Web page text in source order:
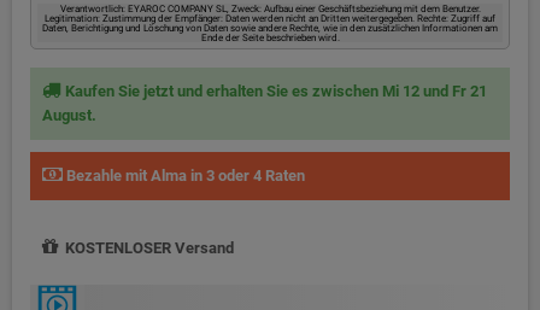
Verantwortlich: EYAROC COMPANY SL, Zweck: Aufbau einer Geschäftsbeziehung mit dem Benutzer.
Legitimation: Zustimmung der Empfänger: Daten werden nicht an Dritten weitergegeben. Rechte: Zugriff auf
Daten, Berichtigung und Löschung von Daten sowie andere Rechte, wie in den zusätzlichen Informationen am
Ende der Seite beschrieben wird.
Kaufen Sie jetzt und erhalten Sie es zwischen Mi 12 und Fr 21
August.
Bezahle mit Alma in 3 oder 4 Raten
KOSTENLOSER Versand